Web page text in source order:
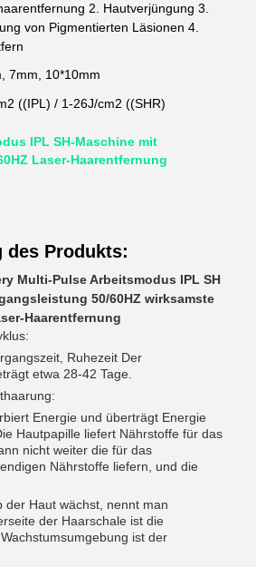
2. Hautverjüngung 3.
von Pigmentierten Läsionen 4.
7mm, 10*10mm
((IPL) / 1-26J/cm2 ((SHR)
IPL SH-Maschine mit
Laser-Haarentfernung
des Produkts:
Multi-Pulse Arbeitsmodus IPL SH
50/60HZ wirksamste
Haarentfernung
Ruhezeit Der
etwa 28-42 Tage.
Energie und überträgt Energie
Hautpapille liefert Nährstoffe für das
nicht weiter die für das
Nährstoffe liefern, und die
der Haut wächst, nennt man
der Haarschale ist die
ist der